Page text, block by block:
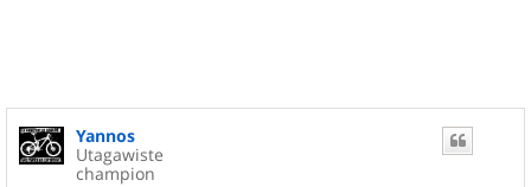
Yannos
Utagawiste
champion